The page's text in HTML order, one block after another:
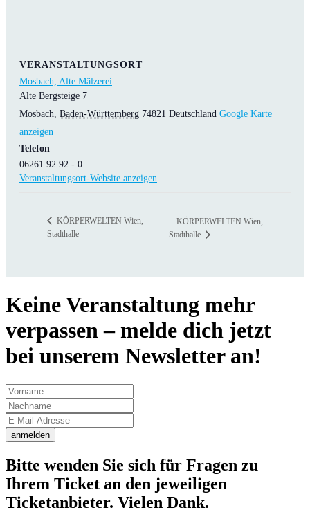
VERANSTALTUNGSORT
Mosbach, Alte Mälzerei
Alte Bergsteige 7
Mosbach Baden-Württemberg 74821 Deutschland Google Karte
anzeigen
Telefon
06261 92 92 - 0
Veranstaltungsort-Website anzeigen
KÖRPERWELTEN Wien,
Stadthalle
KÖRPERWELTEN Wien,
Stadthalle
Keine Veranstaltung mehr
verpassen – melde dich jetzt
bei unserem Newsletter an!
anmelden
Bitte wenden Sie sich für Fragen zu
Ihrem Ticket an den jeweiligen
Ticketanbieter. Vielen Dank.